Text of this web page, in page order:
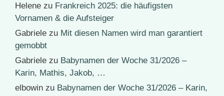
Helene zu Frankreich 2025: die häufigsten
Vornamen & die Aufsteiger
Gabriele zu Mit diesen Namen wird man garantiert
gemobbt
Gabriele zu Babynamen der Woche 31/2026 –
Karin, Mathis, Jakob, …
elbowin zu Babynamen der Woche 31/2026 – Karin,